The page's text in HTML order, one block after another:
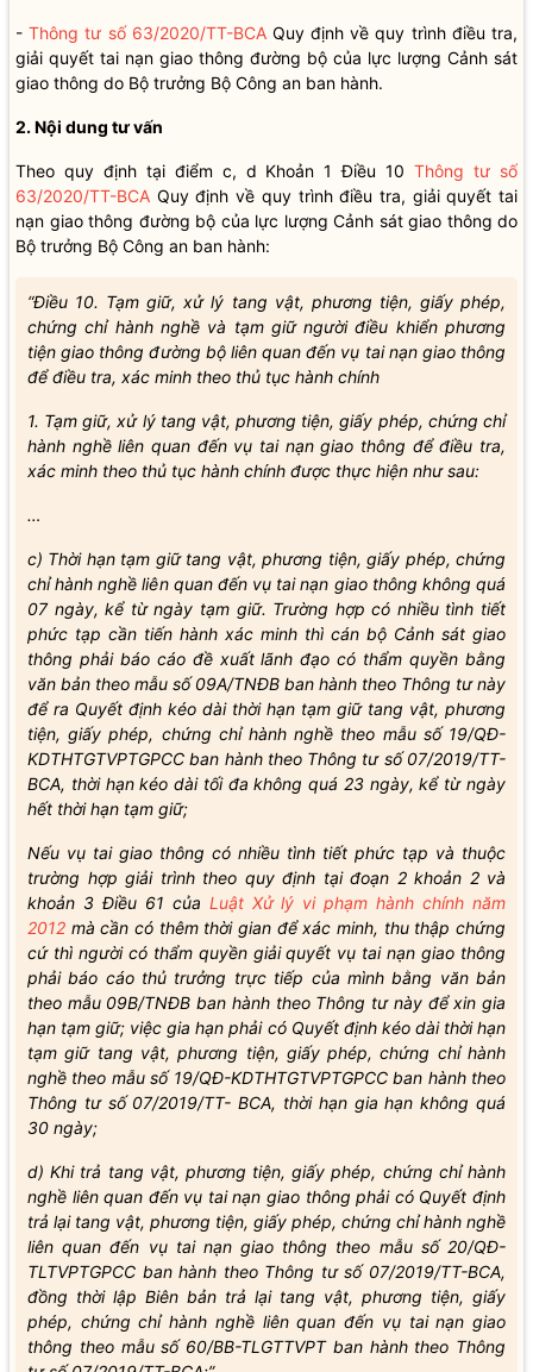
-Thông tư số 63/2020/TT-BCAQuy định về quy trình điều tra,
giải quyết tai nạn giao thông đường bộ của lực lượng Cảnh sát
giao thông do Bộ trưởng Bộ Công an ban hành.
2. Nội dung tư vấn
Theo quy định tại điểm c, d Khoản 1 Điều 10Thông tư số
63/2020/TT-BCA Quy định về quy trình điều tra, giải quyết tai
nạn giao thông đường bộ của lực lượng Cảnh sát giao thông do
Bộ trưởng Bộ Công an ban hành:
“Điều 10. Tạm giữ, xử lý tang vật, phương tiện, giấy phép,
chứng chỉ hành nghề và tạm giữ người điều khiển phương
tiện giao thông đường bộ liên quan đến vụ tai nạn giao thông
để điều tra, xác minh theo thủ tục hành chính
1. Tạm giữ, xử lý tang vật, phương tiện, giấy phép, chứng chỉ
hành nghề liên quan đến vụ tai nạn giao thông để điều tra,
xác minh theo thủ tục hành chính được thực hiện như sau:
…
c) Thời hạn tạm giữ tang vật, phương tiện, giấy phép, chứng
chỉ hành nghề liên quan đến vụ tai nạn giao thông không quá
07 ngày, kể từ ngày tạm giữ. Trường hợp có nhiều tình tiết
phức tạp cần tiến hành xác minh thì cán bộ Cảnh sát giao
thông phải báo cáo đề xuất lãnh đạo có thẩm quyền bằng
văn bản theo mẫu số 09A/TNĐB ban hành theo Thông tư này
để ra Quyết định kéo dài thời hạn tạm giữ tang vật, phương
tiện, giấy phép, chứng chỉ hành nghề theo mẫu số 19/QĐ-
KDTHTGTVPTGPCC ban hành theo Thông tư số 07/2019/TT-
BCA, thời hạn kéo dài tối đa không quá 23 ngày, kể từ ngày
hết thời hạn tạm giữ;
Nếu vụ tai giao thông có nhiều tình tiết phức tạp và thuộc
trường hợp giải trình theo quy định tại đoạn 2 khoản 2 và
khoản 3 Điều 61 của Luật Xử lý vi phạm hành chính năm
2012 mà cần có thêm thời gian để xác minh, thu thập chứng
cứ thì người có thẩm quyền giải quyết vụ tai nạn giao thông
phải báo cáo thủ trưởng trực tiếp của mình bằng văn bản
theo mẫu 09B/TNĐB ban hành theo Thông tư này để xin gia
hạn tạm giữ; việc gia hạn phải có Quyết định kéo dài thời hạn
tạm giữ tang vật, phương tiện, giấy phép, chứng chỉ hành
nghề theo mẫu số 19/QĐ-KDTHTGTVPTGPCC ban hành theo
Thông tư số 07/2019/TT- BCA, thời hạn gia hạn không quá
30 ngày;
d) Khi trả tang vật, phương tiện, giấy phép, chứng chỉ hành
nghề liên quan đến vụ tai nạn giao thông phải có Quyết định
trả lại tang vật, phương tiện, giấy phép, chứng chỉ hành nghề
liên quan đến vụ tai nạn giao thông theo mẫu số 20/QĐ-
TLTVPTGPCC ban hành theo Thông tư số 07/2019/TT-BCA,
đồng thời lập Biên bản trả lại tang vật, phương tiện, giấy
phép, chứng chỉ hành nghề liên quan đến vụ tai nạn giao
thông theo mẫu số 60/BB-TLGTTVPT ban hành theo Thông